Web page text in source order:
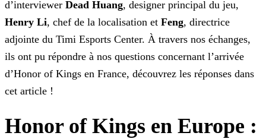
d’interviewer Dead Huang, designer principal du jeu,
Henry Li, chef de la localisation et Feng, directrice
adjointe du Timi Esports Center. À travers nos échanges,
ils ont pu répondre à nos questions concernant l’arrivée
d’Honor of Kings en France, découvrez les réponses dans
cet article !
Honor of Kings en Europe :